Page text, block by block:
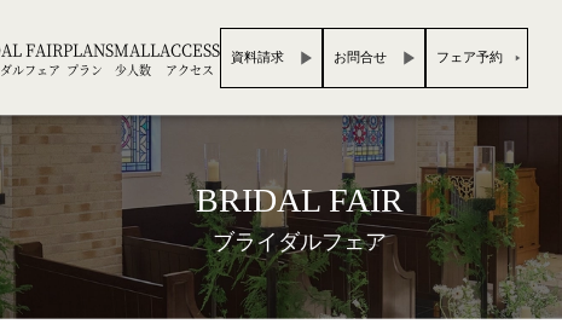
FAIR
ルフェア
PLAN
プラン
SMALL
少人数
ACCESS
アクセス
資料請求 お問合せ フェア予約
BRIDAL FAIR
ブライダルフェア